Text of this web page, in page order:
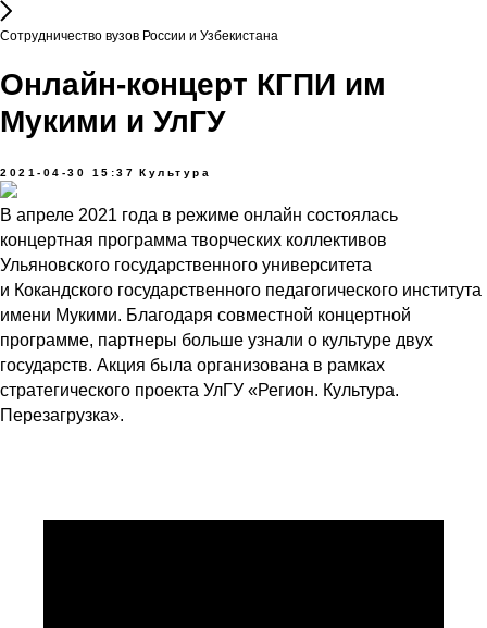
Сотрудничество вузов России и Узбекистана
Онлайн-концерт КГПИ им
Мукими и УлГУ
2021-04-30 15:37 Культура
В апреле 2021 года в режиме онлайн состоялась
концертная программа творческих коллективов
Ульяновского государственного университета
и Кокандского государственного педагогического института
имени Мукими. Благодаря совместной концертной
программе, партнеры больше узнали о культуре двух
государств. Акция была организована в рамках
стратегического проекта УлГУ «Регион. Культура.
Перезагрузка».